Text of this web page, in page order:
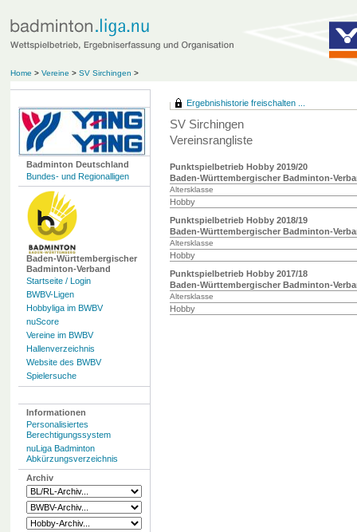
Home > Vereine > SV Sirchingen >
Badminton Deutschland
Bundes- und Regionalligen
Baden-Württembergischer
Badminton-Verband
Startseite / Login
BWBV-Ligen
Hobbyliga im BWBV
nuScore
Vereine im BWBV
Hallenverzeichnis
Website des BWBV
Spielersuche
Informationen
Personalisiertes
Berechtigungssystem
nuLiga Badminton
Abkürzungsverzeichnis
Archiv
Ergebnishistorie freischalten ...
SV Sirchingen
Vereinsrangliste
Punktspielbetrieb Hobby 2019/20
Baden-Württembergischer Badminton-
Altersklasse
Hobby
Punktspielbetrieb Hobby 2018/19
Baden-Württembergischer Badminton-
Altersklasse
Hobby
Punktspielbetrieb Hobby 2017/18
Baden-Württembergischer Badminton-
Altersklasse
Hobby